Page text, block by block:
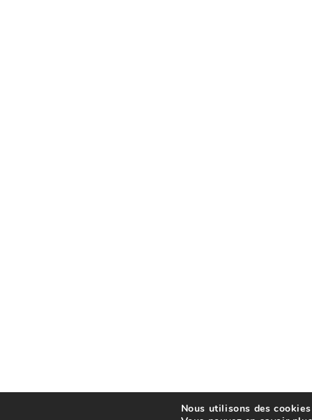
Nous utilisons des